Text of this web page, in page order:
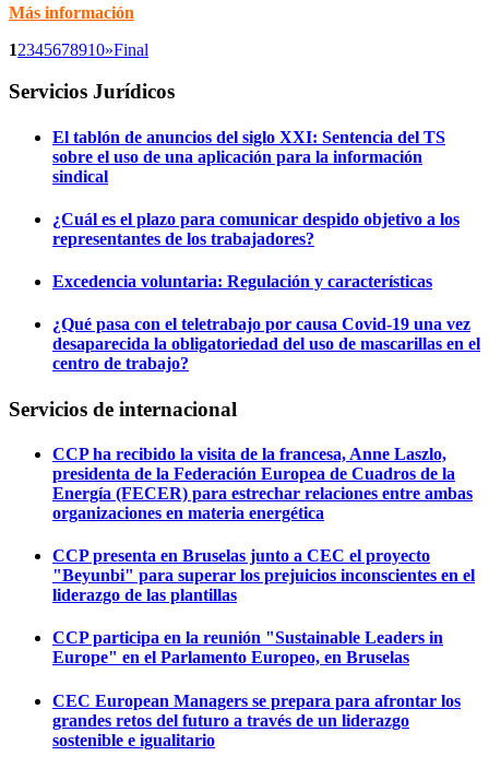
Más información
12345678910»Final
Servicios Jurídicos
El tablón de anuncios del siglo XXI: Sentencia del TS
sobre el uso de una aplicación para la información
sindical
¿Cuál es el plazo para comunicar despido objetivo a los
representantes de los trabajadores?
Excedencia voluntaria: Regulación y características
¿Qué pasa con el teletrabajo por causa Covid-19 una vez
desaparecida la obligatoriedad del uso de mascarillas en el
centro de trabajo?
Servicios de internacional
CCP ha recibido la visita de la francesa, Anne Laszlo,
presidenta de la Federación Europea de Cuadros de la
Energía (FECER) para estrechar relaciones entre ambas
organizaciones en materia energética
CCP presenta en Bruselas junto a CEC el proyecto
"Beyunbi" para superar los prejuicios inconscientes en el
liderazgo de las plantillas
CCP participa en la reunión "Sustainable Leaders in
Europe" en el Parlamento Europeo, en Bruselas
CEC European Managers se prepara para afrontar los
grandes retos del futuro a través de un liderazgo
sostenible e igualitario